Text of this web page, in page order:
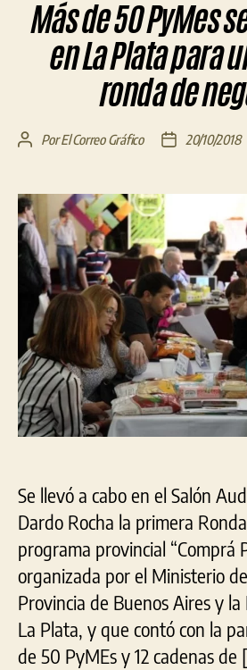
Más de 50 PyMes
en La Plata para
ronda de
Autor
entrada
PorEl Correo Gráfico
Fecha
entrada
20/10/2018
Se llevó a cabo en el Salón
Dardo Rocha la primera
programa provincial “Comprá
organizada por el Ministerio
Provincia de Buenos Aires y
La Plata, y que contó con la
de 50 PyMEs y 12 cadenas de